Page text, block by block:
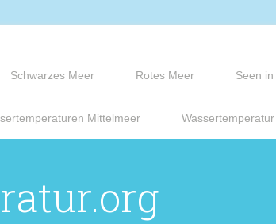
Schwarzes Meer Rotes Meer Seen
Mittelmeer